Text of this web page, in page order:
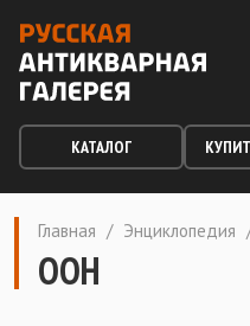
КАТАЛОГ
Главная / Энциклопедия
ООН